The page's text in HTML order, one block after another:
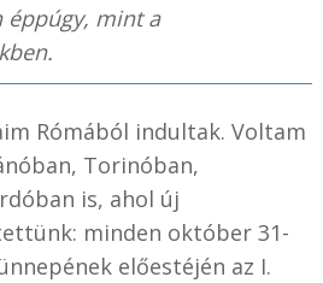
éppúgy, mint a
Rómából indultak. Voltam
Torinóban,
is, ahol új
minden október 31-
előestéjén az I.